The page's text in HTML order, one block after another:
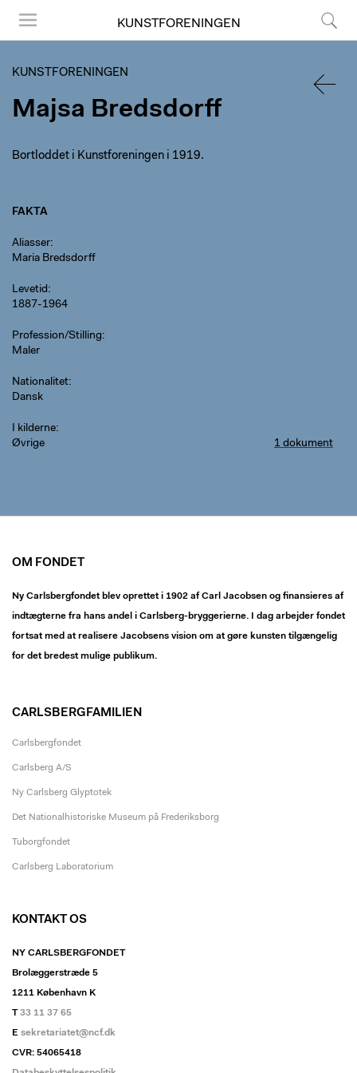
KUNSTFORENINGEN
KUNSTFORENINGEN
Majsa Bredsdorff
Bortloddet i Kunstforeningen i 1919.
FAKTA
Aliasser
Maria Bredsdorff
Levetid
1887-1964
Profession/Stilling
Maler
Nationalitet
Dansk
I kilderne
Øvrige
1 dokument
OM FONDET
Ny Carlsbergfondet blev oprettet i 1902 af Carl Jacobsen og finansieres af
indtægterne fra hans andel i Carlsberg-bryggerierne. I dag arbejder fondet
fortsat med at realisere Jacobsens vision om at gøre kunsten tilgængelig
for det bredest mulige publikum.
CARLSBERGFAMILIEN
Carlsbergfondet
Carlsberg A/S
Ny Carlsberg Glyptotek
Det Nationalhistoriske Museum på Frederiksborg
Tuborgfondet
Carlsberg Laboratorium
KONTAKT OS
NY CARLSBERGFONDET
Brolæggerstræde 5
1211 København K
T33 11 37 65
E sekretariatet@ncf.dk
CVR: 54065418